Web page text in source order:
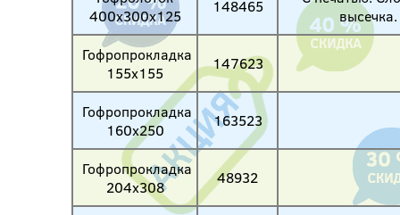
400х300х125
148465
высечка.
Гофропрокладка
155х155
147623
Гофропрокладка
160х250
163523
Гофропрокладка
204х308
48932